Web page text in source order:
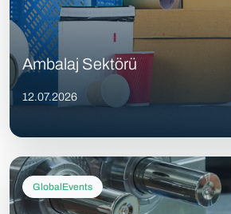
Ambalaj Sektörü
12.07.2026
GlobalEvents